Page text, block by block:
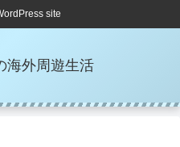
site
海外周遊生活